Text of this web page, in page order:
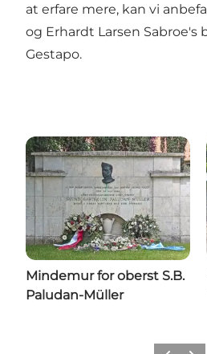
at erfare mere, kan vi
og Erhardt Larsen Sabroe's
Gestapo.
Mindemur for oberst S.B.
Paludan-Müller